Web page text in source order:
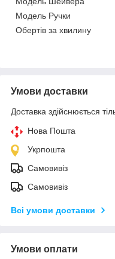
Модель Ручки
Обертів за хвилину
Умови доставки
Доставка здійснюється
Нова Пошта
Укрпошта
Самовивіз
Самовивіз
Всі умови доставки
Умови оплати